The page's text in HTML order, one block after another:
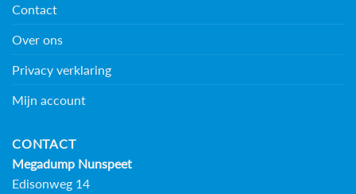
Contact
Over ons
Privacy verklaring
Mijn account
CONTACT
Megadump Nunspeet
Edisonweg 14